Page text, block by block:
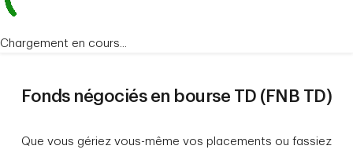
Chargement en cours...
Fonds négociés en bourse TD (FNB TD)
Que vous gériez vous-même vos placements ou fassiez